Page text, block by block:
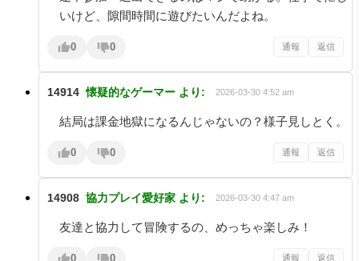
いけど、隙間時間に遊びたいんだよね。
0 0 通報 返信
14914 懐疑的なゲーマー より: 2026-03-30 4:52 am
結局は課金地獄になるんじゃないの？様子見しとく。
0 0 通報 返信
14908 協力プレイ愛好家 より: 2026-03-30 4:47 am
友達と協力して冒険するの、めっちゃ楽しみ！
0 0 通報 返信